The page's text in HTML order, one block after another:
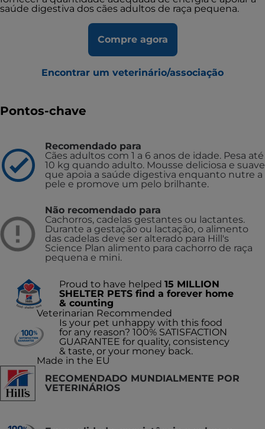
saúde digestiva dos cães adultos de raça pequena.
Compre agora
Encontrar um veterinário/associação
Pontos-chave
Recomendado para
Cães adultos com 1 a 6 anos de idade. Pesa até
10 kg quando adulto. Mousse deliciosa e suave
que apoia a saúde digestiva enquanto nutre a
pele e promove um pelo brilhante.
Não recomendado para
Cachorros, cadelas gestantes ou lactantes.
Durante a gestação ou lactação, o alimento
das cadelas deve ser alterado para Hill's
Science Plan alimento para cachorro de raça
pequena e mini.
Proud to have helped 15 MILLION
SHELTER PETS find a forever home
& counting
Veterinarian Recommended
Is your pet unhappy with this food
for any reason? 100% SATISFACTION
GUARANTEE for quality, consistency
& taste, or your money back.
Made in the EU
RECOMENDADO MUNDIALMENTE POR
VETERINÁRIOS